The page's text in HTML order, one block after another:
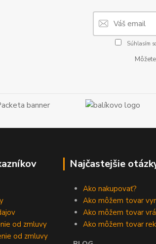
Súhlasím
od zmluvy
od zmluvy
Najčastejšie
Ako nakupovať?
Ako môžem tovar
Ako môžem tovar
Ako môžem tovar